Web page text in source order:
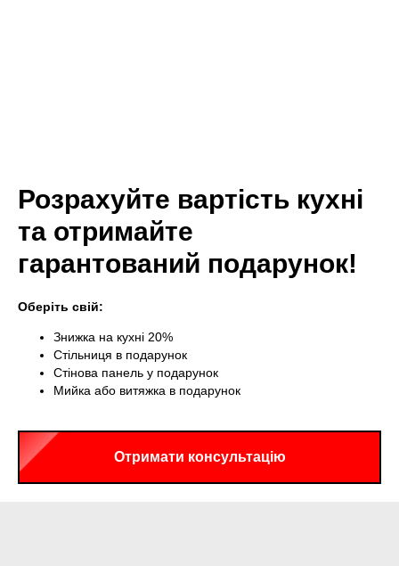
Розрахуйте вартість кухні
та отримайте
гарантований подарунок!
Оберіть свій:
Знижка на кухні 20%
Стільниця в подарунок
Стінова панель у подарунок
Мийка або витяжка в подарунок
Отримати консультацію